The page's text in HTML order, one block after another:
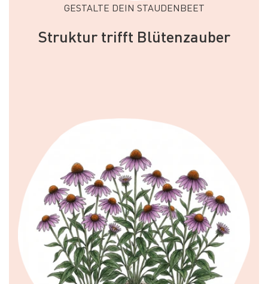
GESTALTE DEIN STAUDENBEET
Struktur trifft Blütenzauber